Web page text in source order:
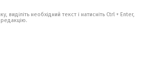
виділіть необхідний текст і натисніть Ctrl + Enter,